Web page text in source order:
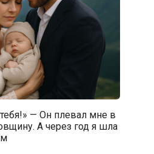
— Он плевал мне в
А через год я шла